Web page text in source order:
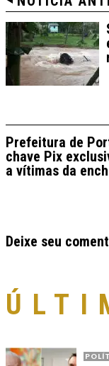
Prefeitura de
chave Pix
a vítimas da
Deixe seu